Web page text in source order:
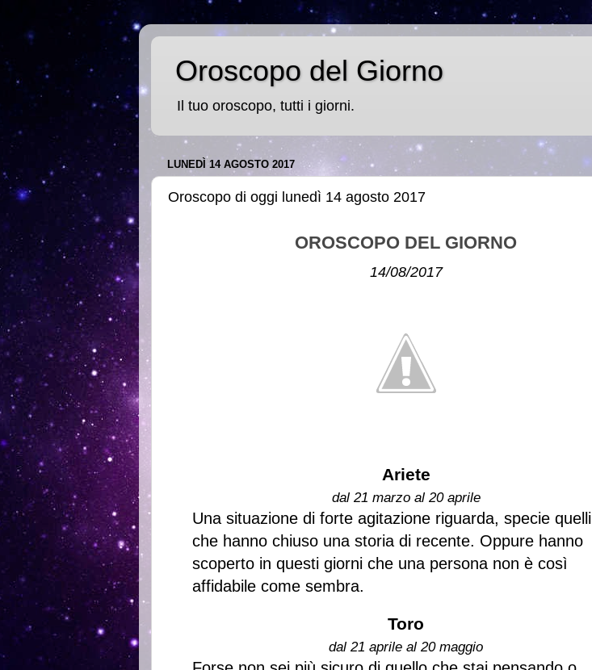
Oroscopo del Giorno
Il tuo oroscopo, tutti i giorni.
LUNEDÌ 14 AGOSTO 2017
Oroscopo di oggi lunedì 14 agosto 2017
OROSCOPO DEL GIORNO
14/08/2017
Ariete
dal 21 marzo al 20 aprile
Una situazione di forte agitazione riguarda, specie quelli
che hanno chiuso una storia di recente. Oppure hanno
scoperto in questi giorni che una persona non è così
affidabile come sembra.
Toro
dal 21 aprile al 20 maggio